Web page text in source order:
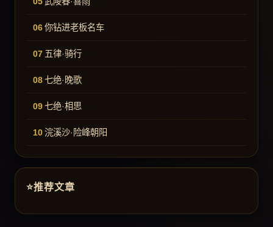
你钻进老板名车
五律·骑行
七绝·晚歌
七绝·相思
浣溪沙·险峰朝阳
推荐文章